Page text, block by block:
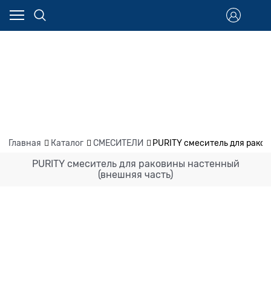
Главная Каталог СМЕСИТЕЛИ PURITY смеситель для
PURITY смеситель для раковины настенный
(внешняя часть)